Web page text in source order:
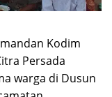
Kodim
Persada
warga di Dusun